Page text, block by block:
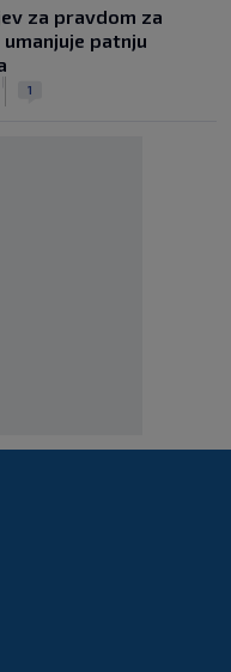
za pravdom za
patnju
1